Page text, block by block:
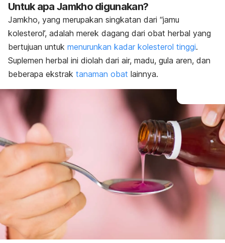
Peringatan dan Perhatian Obat Jamkho
Interaksi Obat Jamkho
Overdosis Jamkho
Untuk apa Jamkho digunakan?
Jamkho, yang merupakan singkatan dari “jamu
kolesterol’, adalah merek dagang dari obat herbal yang
bertujuan untuk menurunkan kadar kolesterol tinggi.
Suplemen herbal ini diolah dari air, madu, gula aren, dan
beberapa ekstrak tanaman obat lainnya.